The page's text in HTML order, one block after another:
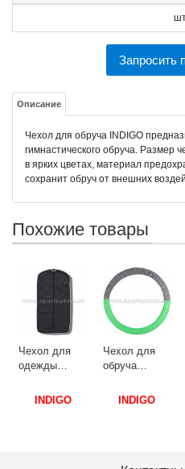
Запросить
Описание
Чехол для обруча INDIGO
гимнастического обруча. Размер
в ярких цветах, материал
сохранит обруч от внешних
Похожие товары
для
см
Чехол для
400 50-75 см
Чехол
(тубус)